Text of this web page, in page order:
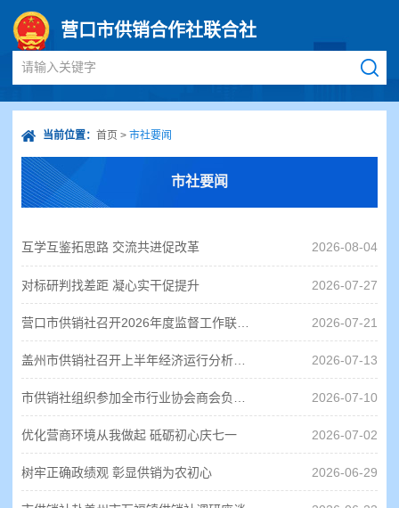
营口市供销合作社联合社
请输入关键字
当前位置： 首页 > 市社要闻
市社要闻
互学互鉴拓思路 交流共进促改革 2026-08-04
对标研判找差距 凝心实干促提升 2026-07-27
2026-07-21
2026-07-13
2026-07-10
优化营商环境从我做起 砥砺初心庆七一 2026-07-02
树牢正确政绩观 彰显供销为农初心 2026-06-29